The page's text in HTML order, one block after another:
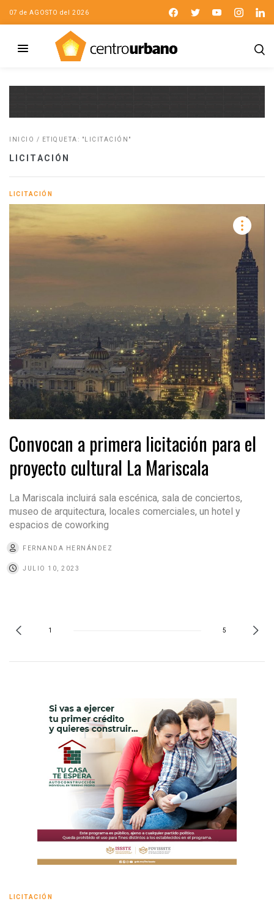
07 de AGOSTO del 2026
INICIO / ETIQUETA: "LICITACIÓN"
LICITACIÓN
LICITACIÓN
Convocan a primera licitación para el
proyecto cultural La Mariscala
La Mariscala incluirá sala escénica, sala de conciertos,
museo de arquitectura, locales comerciales, un hotel y
espacios de coworking
FERNANDA HERNÁNDEZ
JULIO 10, 2023
1 5
LICITACIÓN